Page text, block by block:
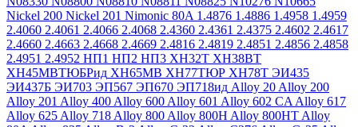
Nickel 200 Nickel 201 Nimonic 80A 1.4876 1.4886 1.4958 1.4959
2.4060 2.4061 2.4066 2.4068 2.4360 2.4361 2.4375 2.4602 2.4617
2.4660 2.4663 2.4668 2.4669 2.4816 2.4819 2.4851 2.4856 2.4858
2.4951 2.4952 НП1 НП2 НП3 ХН32Т ХН38ВТ
ХН45МВТЮБРид ХН65МВ ХН77ТЮР ХН78Т ЭИ435
ЭИ437Б ЭИ703 ЭП567 ЭП670 ЭП718ид Alloy 20 Alloy 200
Alloy 201 Alloy 400 Alloy 600 Alloy 601 Alloy 602 CA Alloy 617
Alloy 625 Alloy 718 Alloy 800 Alloy 800H Alloy 800HT Alloy